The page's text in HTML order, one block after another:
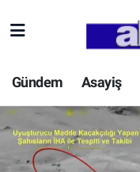
Gündem Asayiş